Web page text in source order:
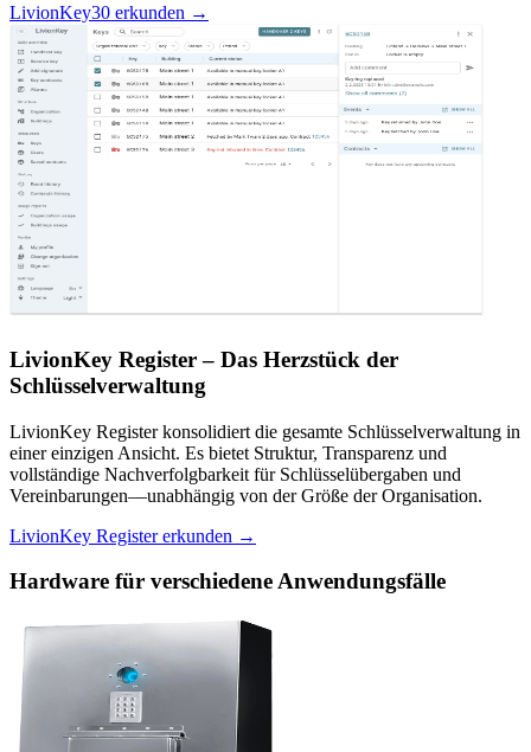
LivionKey30 erkunden →
LivionKey Register – Das Herzstück der
Schlüsselverwaltung
LivionKey Register konsolidiert die gesamte Schlüsselverwaltung in
einer einzigen Ansicht. Es bietet Struktur, Transparenz und
vollständige Nachverfolgbarkeit für Schlüsselübergaben und
Vereinbarungen—unabhängig von der Größe der Organisation.
LivionKey Register erkunden →
Hardware für verschiedene Anwendungsfälle